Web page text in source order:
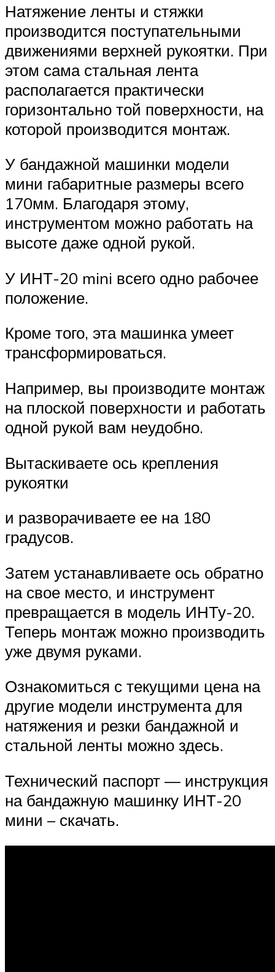
Натяжение ленты и стяжки
производится поступательными
движениями верхней рукоятки. При
этом сама стальная лента
располагается практически
горизонтально той поверхности, на
которой производится монтаж.
У бандажной машинки модели
мини габаритные размеры всего
170мм. Благодаря этому,
инструментом можно работать на
высоте даже одной рукой.
У ИНТ-20 mini всего одно рабочее
положение.
Кроме того, эта машинка умеет
трансформироваться.
Например, вы производите монтаж
на плоской поверхности и работать
одной рукой вам неудобно.
Вытаскиваете ось крепления
рукоятки
и разворачиваете ее на 180
градусов.
Затем устанавливаете ось обратно
на свое место, и инструмент
превращается в модель ИНТу-20.
Теперь монтаж можно производить
уже двумя руками.
Ознакомиться с текущими цена на
другие модели инструмента для
натяжения и резки бандажной и
стальной ленты можно здесь.
Технический паспорт — инструкция
на бандажную машинку ИНТ-20
мини – скачать.